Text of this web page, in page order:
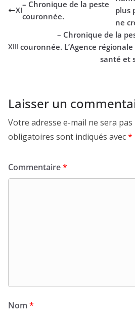
XI
– Chronique de la peste
couronnée.
plus
ne
XIII
– Chronique de la
couronnée. L’Agence régionale
santé et
Laisser un
Votre adresse e-mail ne sera pas
obligatoires sont indiqués avec*
Commentaire*
Nom *